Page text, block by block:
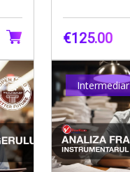
d...
€125.00
Intermediar